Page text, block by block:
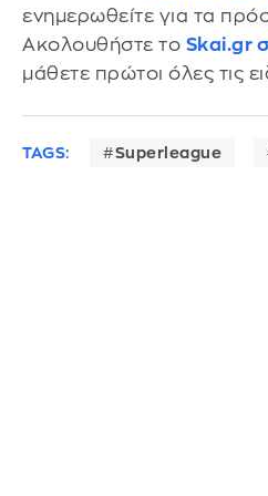
ενημερωθείτε για τα
Ακολουθήστε το Skai.gr
μάθετε πρώτοι όλες τις
TAGS: Superleague